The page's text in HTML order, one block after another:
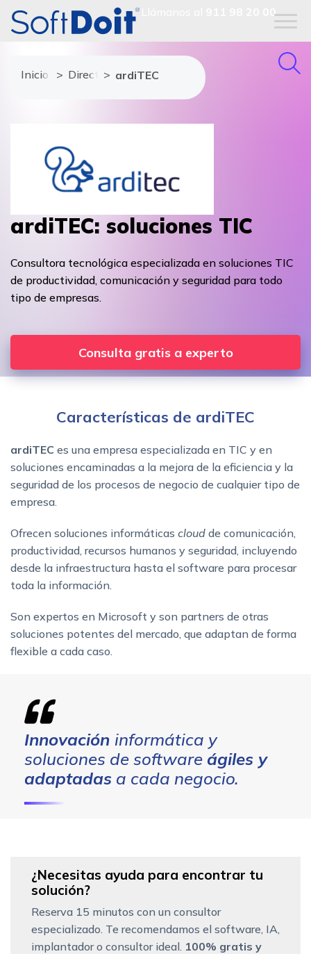
911 98 20 00
Inicio Directorio de proveedores
ardiTEC
ardiTEC: soluciones TIC
Consultora tecnológica especializada en soluciones TIC
de productividad, comunicación y seguridad para todo
tipo de empresas.
Consulta gratis a experto
Características de ardiTEC
ardiTEC es una empresa especializada en TIC y en
soluciones encaminadas a la mejora de la eficiencia y la
seguridad de los procesos de negocio de cualquier tipo de
empresa.
Ofrecen soluciones informáticas cloud de comunicación,
productividad, recursos humanos y seguridad, incluyendo
desde la infraestructura hasta el software para procesar
toda la información.
Son expertos en Microsoft y son partners de otras
soluciones potentes del mercado, que adaptan de forma
flexible a cada caso.
Innovación informática y
soluciones de software ágiles y
adaptadas a cada negocio.
¿Necesitas ayuda para encontrar tu
solución?
Reserva 15 minutos con un consultor
especializado. Te recomendamos el software, IA,
implantador o consultor ideal. 100% gratis y